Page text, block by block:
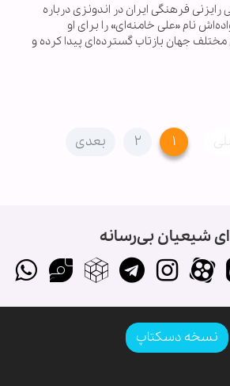
فرهنگی ایران در اندونزی درباره
نام «علی خامنه‌ای» را برای او
مختلف جهان بازتاب گسترده‌ای پیدا کرده و
۱ ۲ بعدی
شیعیان بی‌رسانه
نسخه دسکتاپ